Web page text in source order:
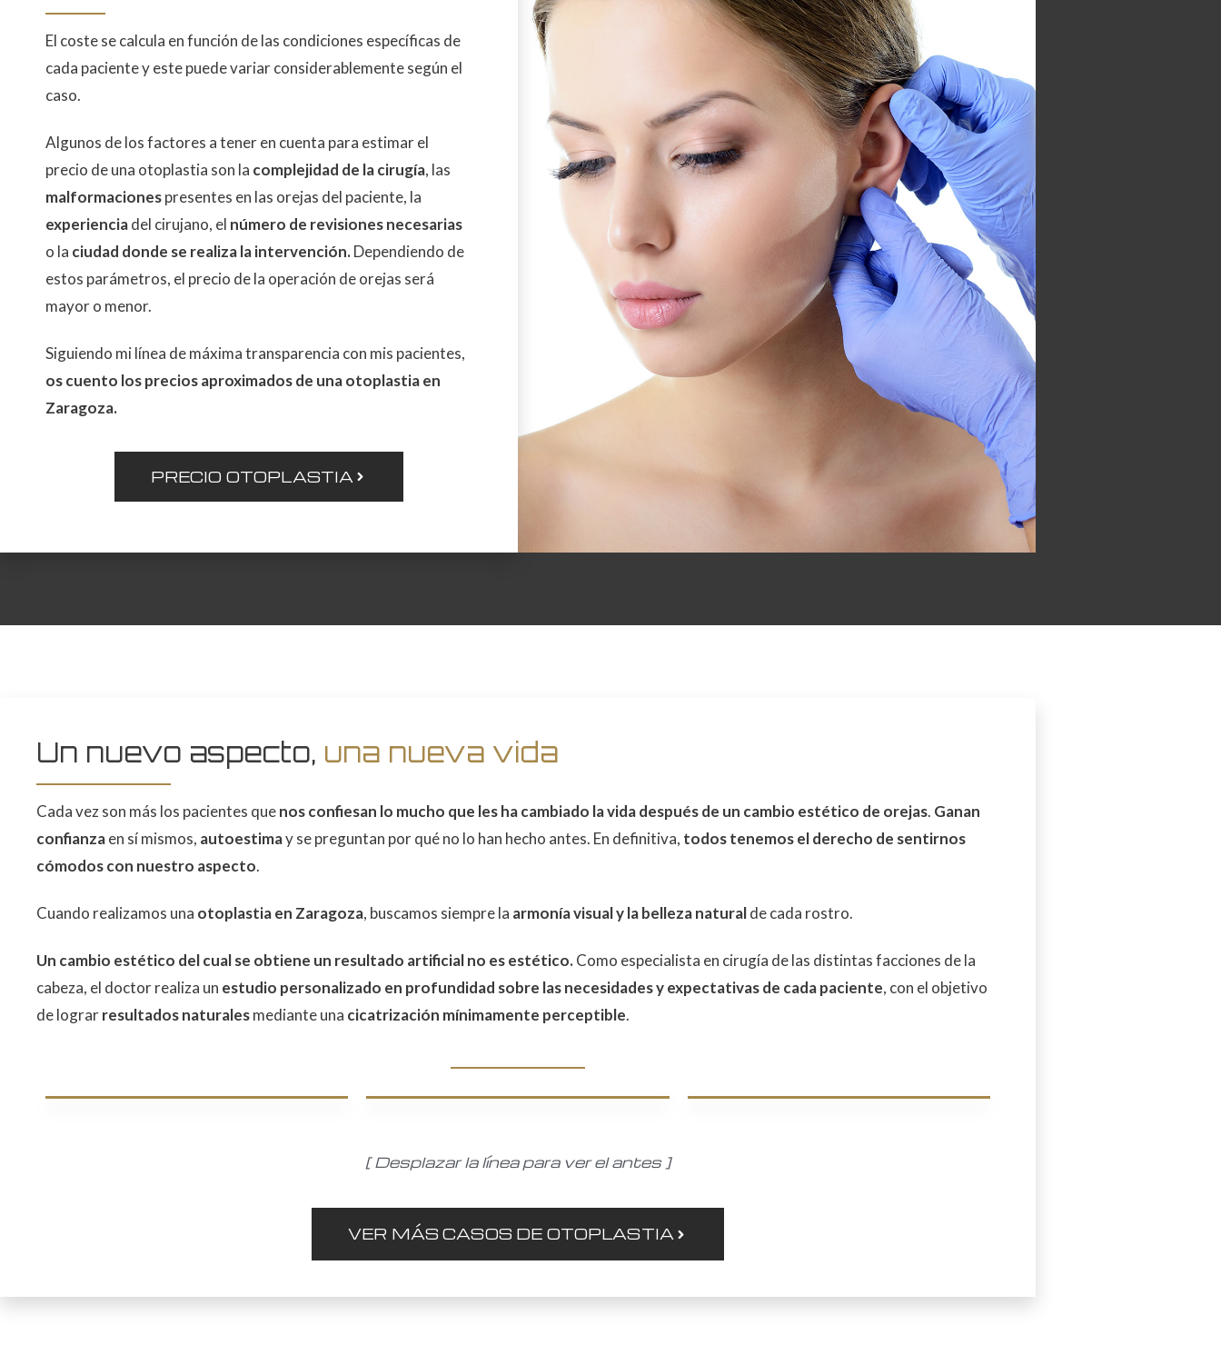
El coste se calcula en función de las condiciones específicas de
cada paciente y este puede variar considerablemente según el
caso.
Algunos de los factores a tener en cuenta para estimar el
precio de una otoplastia son la complejidad de la cirugía, las
malformacionespresentes en las orejas del paciente, la
experienciadel cirujano, el número de revisiones necesarias
o la ciudad donde se realiza la intervención.Dependiendo de
estos parámetros, el precio de la operación de orejas será
mayor o menor.
Siguiendo mi línea de máxima transparencia con mis pacientes,
os cuento los precios aproximados de una otoplastia en
Zaragoza.
PRECIO OTOPLASTIA
Un nuevo aspecto, una nueva vida
Cada vez son más los pacientes quenos confiesan lo mucho que les ha cambiado la vida después de un cambio estético de orejas. Ganan
confianzaen sí mismos, autoestimay se preguntan por qué no lo han hecho antes. En definitiva, todos tenemos el derecho de sentirnos
cómodos con nuestro aspecto.
Cuando realizamos una otoplastia en Zaragoza, buscamos siempre la armonía visual y la belleza naturalde cada rostro.
Un cambio estético del cual se obtiene un resultado artificial no es estético.Como especialista en cirugía de las distintas facciones de la
cabeza, el doctor realiza un estudio personalizado en profundidad sobre las necesidades y expectativas de cada paciente, con el objetivo
de lograrresultados naturalesmediante una cicatrización mínimamente perceptible.
[ Desplazar la línea para ver el antes ]
VER MÁS CASOS DE OTOPLASTIA